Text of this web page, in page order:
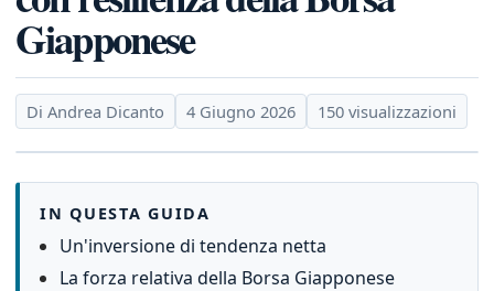
Giapponese
Di Andrea Dicanto 4 Giugno 2026 150 visualizzazioni
IN QUESTA GUIDA
Un'inversione di tendenza netta
La forza relativa della Borsa Giapponese